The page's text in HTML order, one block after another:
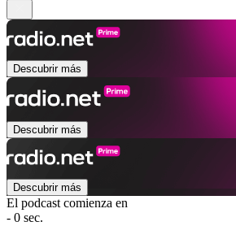
Descubrir más
Descubrir más
Descubrir más
El podcast comienza en
- 0 sec.